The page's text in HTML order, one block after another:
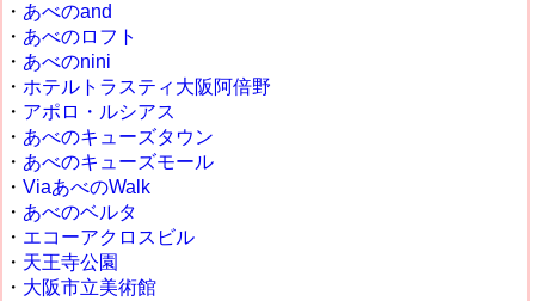
・ あべのand
・ あべのロフト
・ あべのnini
・ ホテルトラスティ大阪阿倍野
・ アポロ・ルシアス
・ あべのキューズタウン
・ あべのキューズモール
・ ViaあべのWalk
・ あべのベルタ
・ エコーアクロスビル
・ 天王寺公園
・ 大阪市立美術館